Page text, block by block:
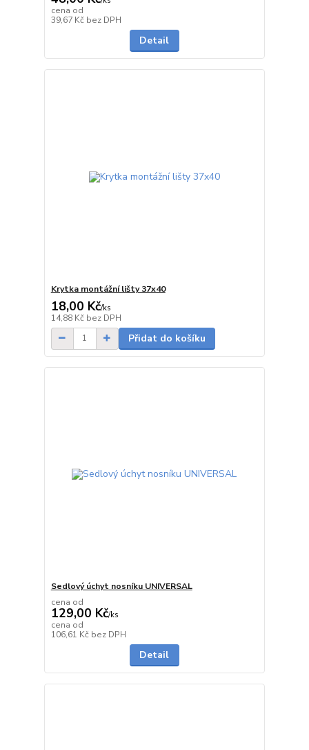
cena od
39,67 Kč bez DPH
Detail
Krytka montážní lišty 37x40
18,00 Kč/ks
14,88 Kč bez DPH
Přidat do košíku
Sedlový úchyt nosníku UNIVERSAL
cena od
129,00 Kč/ks
cena od
106,61 Kč bez DPH
Detail